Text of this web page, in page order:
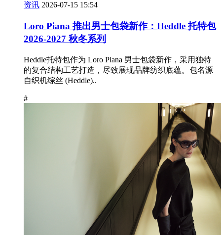
资讯 2026-07-15 15:54
Loro Piana 推出男士包袋新作：Heddle 托特包
2026-2027 秋冬系列
Heddle托特包作为 Loro Piana 男士包袋新作，采用独特
的复合结构工艺打造，尽致展现品牌纺织底蕴。包名源
自织机综丝 (Heddle)..
#